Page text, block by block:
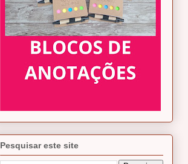
Pesquisar este site